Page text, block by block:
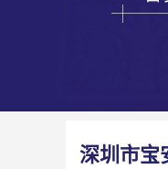
深圳市宝